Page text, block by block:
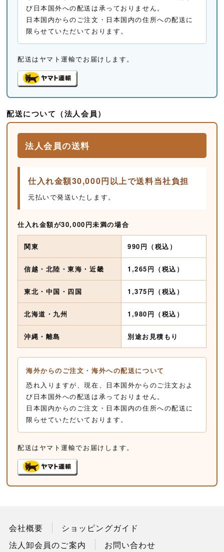
び日本国外への配送は承っておりません。
日本国内からのご注文・日本国内の住所への配送に
限らせていただいております。
配送はヤマト運輸でお届けします。
配送について（法人会員）
法人会員の送料
仕入れ金額30,000円以上で送料当社負担
元払いで発送いたします。
仕入れ金額が30,000円未満の場合
関東 990円（税込）
信越・北陸・東海・近畿 1,265円（税込）
東北・中国・四国 1,375円（税込）
北海道・九州 1,980円（税込）
沖縄・離島 別途お見積もり
海外からのご注文・海外への配送について
恐れ入りますが、現在、日本国外からのご注文およ
び日本国外への配送は承っておりません。
日本国内からのご注文・日本国内の住所への配送に
限らせていただいております。
配送はヤマト運輸でお届けします。
会社概要
ショッピングガイド
法人卸会員のご案内
お問い合わせ